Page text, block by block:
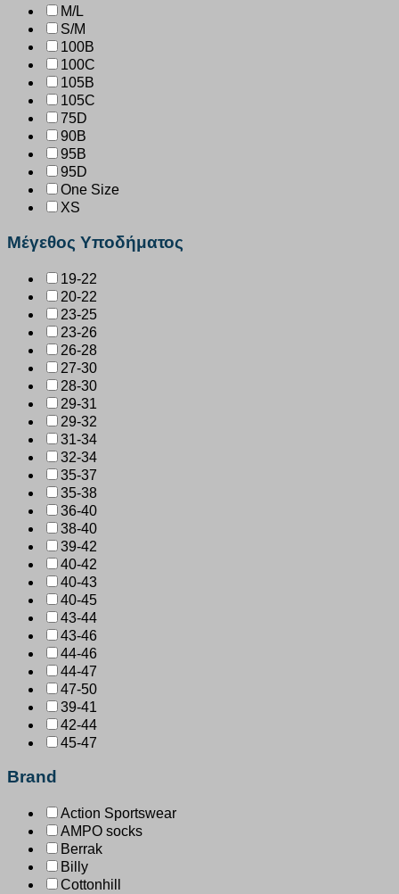
M/L
S/M
100B
100C
105B
105C
75D
90B
95B
95D
One Size
XS
Μέγεθος Υποδήματος
19-22
20-22
23-25
23-26
26-28
27-30
28-30
29-31
29-32
31-34
32-34
35-37
35-38
36-40
38-40
39-42
40-42
40-43
40-45
43-44
43-46
44-46
44-47
47-50
39-41
42-44
45-47
Brand
Action Sportswear
AMPO socks
Berrak
Billy
Cottonhill